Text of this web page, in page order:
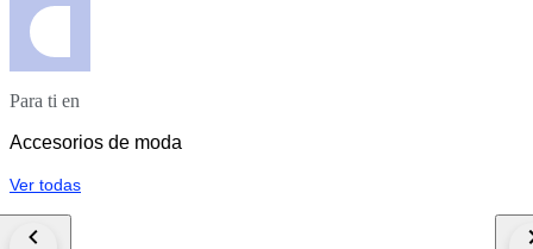
Para ti en
Accesorios de moda
Ver todas